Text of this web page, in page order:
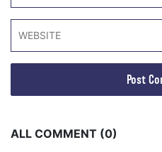
ALL COMMENT (0)